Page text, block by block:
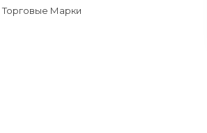
Торговые Марки